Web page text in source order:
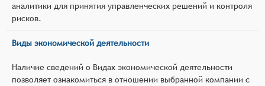
аналитики для принятия управленческих решений и контроля
рисков.
Виды экономической деятельности
Наличие сведений о Видах экономической деятельности
позволяет ознакомиться в отношении выбранной компании с